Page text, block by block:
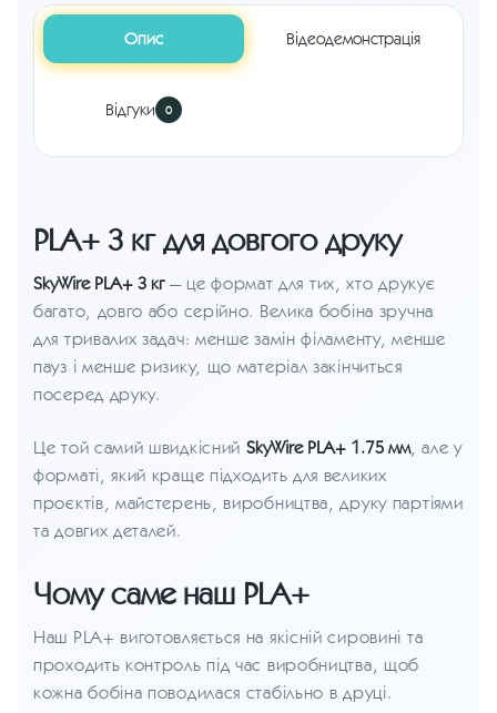
Опис Відеодемонстрація
Відгуки 0
PLA+ 3 кг для довгого друку
SkyWire PLA+ 3 кг— це формат для тих, хто друкує
багато, довго або серійно. Велика бобіна зручна
для тривалих задач: менше замін філаменту, менше
пауз і менше ризику, що матеріал закінчиться
посеред друку.
Це той самий швидкісний SkyWire PLA+ 1.75 мм, але у
форматі, який краще підходить для великих
проєктів, майстерень, виробництва, друку партіями
та довгих деталей.
Чому саме наш PLA+
Наш PLA+ виготовляється на якісній сировині та
проходить контроль під час виробництва, щоб
кожна бобіна поводилася стабільно в друці.